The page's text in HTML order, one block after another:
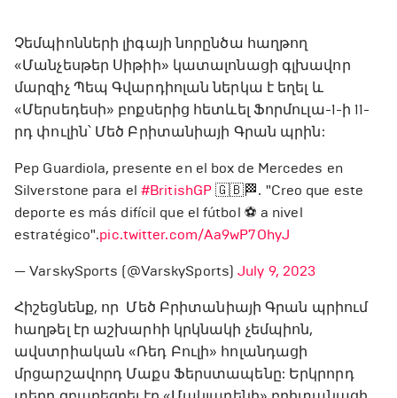
Չեմպիոնների լիգայի նորընծա հաղթող
«Մանչեսթեր Սիթիի» կատալոնացի գլխավոր
մարզիչ Պեպ Գվարդիոլան ներկա է եղել և
«Մերսեդեսի» բոքսերից հետևել Ֆորմուլա-1-ի 11-
րդ փուլին՝ Մեծ Բրիտանիայի Գրան պրին:
Pep Guardiola, presente en el box de Mercedes en
Silverstone para el #BritishGP 🇬🇧🏁. "Creo que este
deporte es más difícil que el fútbol ⚽ a nivel
estratégico".pic.twitter.com/Aa9wP7OhyJ
— VarskySports (@VarskySports)July 9, 2023
Հիշեցնենք, որ Մեծ Բրիտանիայի Գրան պրիում
հաղթել էր աշխարհի կրկնակի չեմպիոն,
ավստրիական «Ռեդ Բուլի» հոլանդացի
մրցարշավորդ Մաքս Ֆերստապենը: Երկրորդ